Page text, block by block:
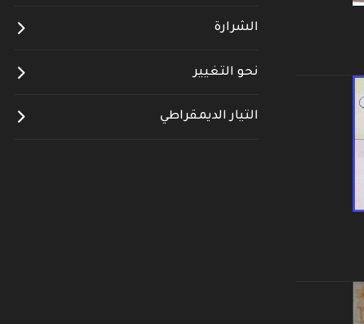
الشرارة
نحو التغيير
التيار الديمقراطي